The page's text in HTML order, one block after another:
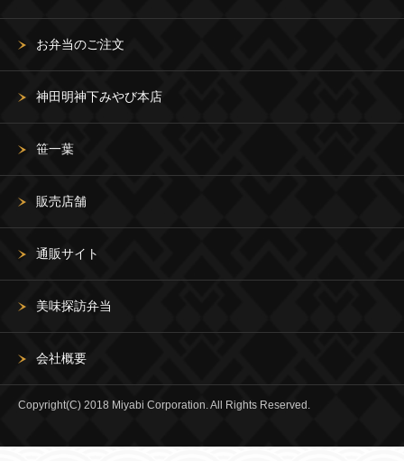
お弁当のご注文
神田明神下みやび本店
笹一葉
販売店舗
通販サイト
美味探訪弁当
会社概要
Copyright(C) 2018 Miyabi Corporation. All Rights Reserved.